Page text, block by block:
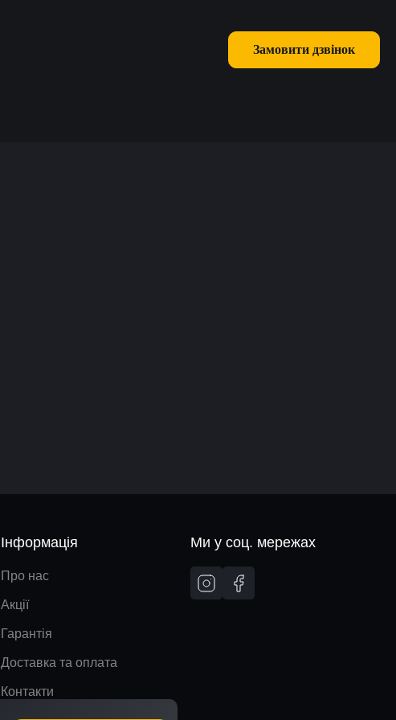
Замовити дзвінок
Інформація
Про нас
Акції
Гарантія
Доставка та оплата
Контакти
Ми у соц. мережах